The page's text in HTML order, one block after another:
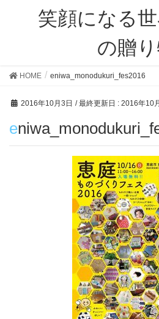
笑顔になる
の贈
HOME eniwa_monodukuri_fes2016
2016年10月3日 / 最終更新日 : 2016年10